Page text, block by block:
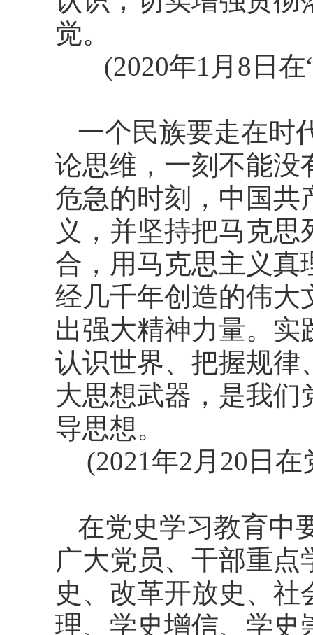
觉。
(2020年1月8日
一个民族要走在时
论思维，一刻不能没
危急的时刻，中国共
义，并坚持把马克
合，用马克思主义真
经几千年创造的伟大
出强大精神力量。实
认识世界、把握规律
大思想武器，是我们
导思想。
(2021年2月20日
在党史学习教育中
广大党员、干部重
史、改革开放史、
理、学史增信、学史